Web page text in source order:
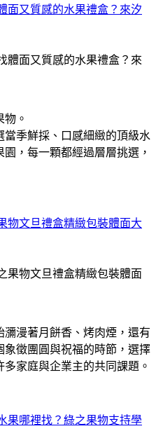
面又質感的水果禮盒？來汐
。
季鮮採、口感細緻的頂級水
，每一顆都經過層層挑選，
物文旦禮盒精緻包裝體面大
漫著月餅香、烤肉煙，還有
徵團圓與祝福的時節，選擇
家庭與企業主的共同課題。
果哪裡找？綠之果物支持學